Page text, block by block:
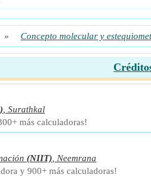
» Concepto molecular y
Surathkal
más calculadoras!
(NIIT)
Neemrana
y 900+ más calculadoras!